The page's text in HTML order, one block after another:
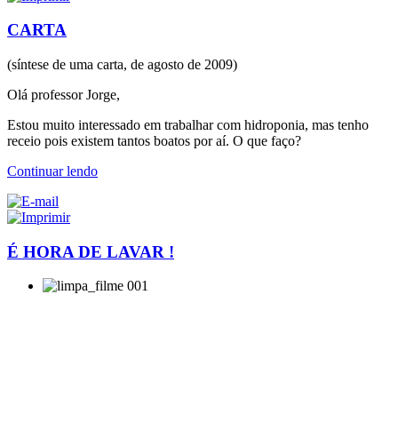
CARTA
(síntese de uma carta, de agosto de 2009)
Olá professor Jorge,
Estou muito interessado em trabalhar com hidroponia, mas tenho
receio pois existem tantos boatos por aí. O que faço?
Continuar lendo
É HORA DE LAVAR !